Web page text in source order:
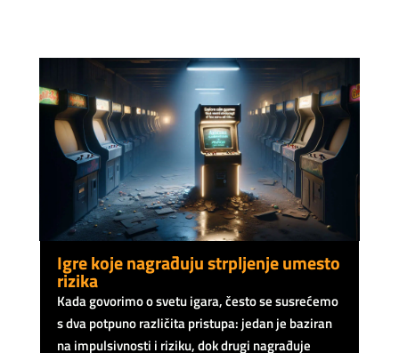
Igre koje nagrađuju strpljenje umesto
rizika
Kada govorimo o svetu igara, često se susrećemo
s dva potpuno različita pristupa: jedan je baziran
na impulsivnosti i riziku, dok drugi nagrađuje